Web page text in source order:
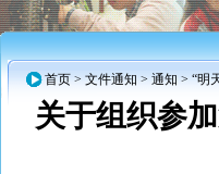
首页 > 文件通知 > 通知 > “明
关于组织参